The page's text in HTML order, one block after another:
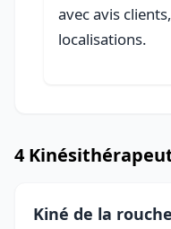
avec avis
localisations.
4
Kiné de la rouche